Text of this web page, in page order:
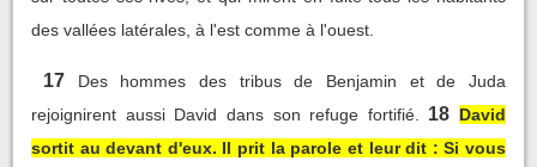
des vallées latérales, à l'est comme à l'ouest.
17
Des hommes des tribus de Benjamin et de Juda
rejoignirent aussi David dans son refuge fortifié.
18 David
sortit au devant d'eux. Il prit la parole et leur dit : Si vous